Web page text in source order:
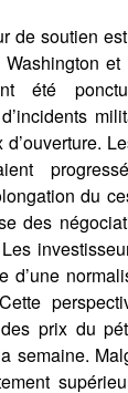
de soutien
Washington
été
du
des
d’une
prix du
semaine.